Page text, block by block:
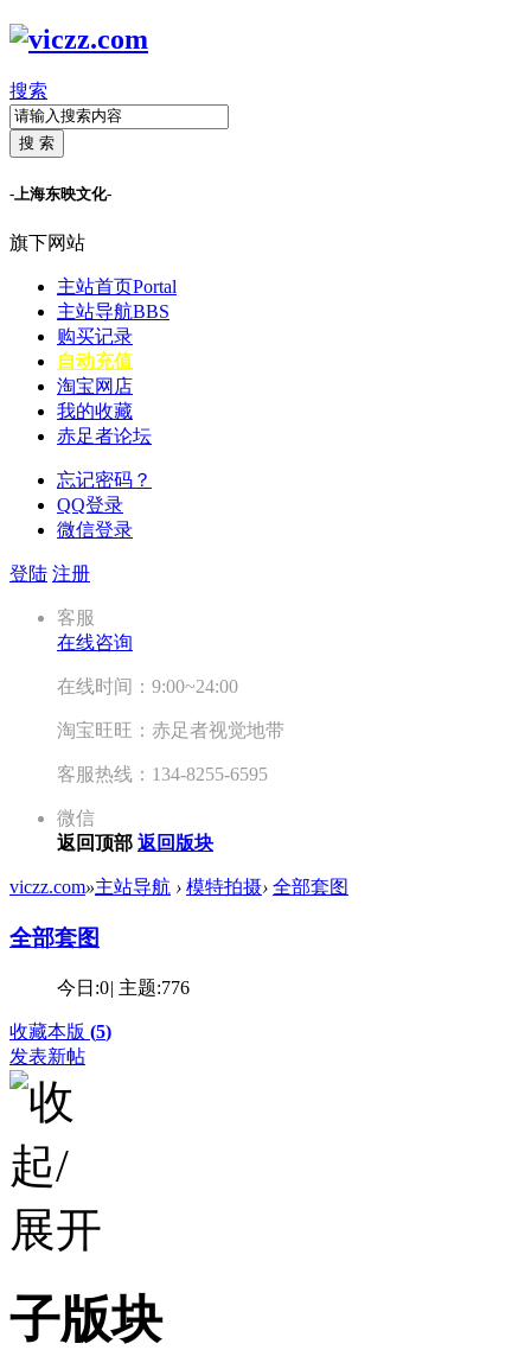
搜索
搜 索
-上海东映文化-
旗下网站
主站首页Portal
主站导航BBS
购买记录
自动充值
淘宝网店
我的收藏
赤足者论坛
忘记密码？
QQ登录
微信登录
登陆 注册
客服
在线咨询
在线时间：9:00~24:00
淘宝旺旺：赤足者视觉地带
客服热线：134-8255-6595
微信
返回顶部 返回版块
viczz.com»主站导航 › 模特拍摄› 全部套图
全部套图
今日:0| 主题:776
收藏本版 (5)
发表新帖
子版块